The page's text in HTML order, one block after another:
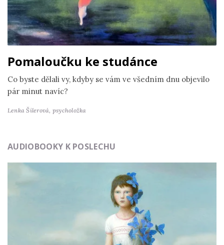
Pomaloučku ke studánce
Co byste dělali vy, kdyby se vám ve všedním dnu objevilo
pár minut navíc?
Lenka Šilerová, psycholožka
AUDIOBOOKY K POSLECHU